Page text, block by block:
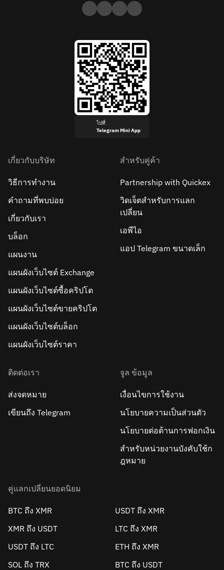
ไปที่
Telegram Mini App
เกี่ยวกับบริษัท
วิธีการทำงาน
คำถามที่พบบ่อย
เกี่ยวกับเรา
บล็อก
แผนงาน
แผนผังเว็บไซต์ Exchange
แผนผังเว็บไซต์ซื้อคริปโต
แผนผังเว็บไซต์ขายคริปโต
แผนผังเว็บไซต์บล็อก
แผนผังเว็บไซต์ราคา
สำหรับคู่ค้า
Partnership with Quickex
วิดเจ็ตสำหรับการแลก
เปลี่ยน
เอพีไอ
แอป Telegram ขนาดเล็ก
ติดต่อเรา
ส่งจดหมาย
เขียนถึง Telegram
จูล ข้อมูล
เงื่อนไขการใช้งาน
นโยบายความเป็นส่วนตัว
นโยบายต่อต้านการฟอกเงิน
สำหรับหน่วยงานบังคับใช้ก
ฎหมาย
คู่แลกเปลี่ยนยอดนิยม
BTC ถึง XMR
USDT ถึง XMR
XMR ถึง USDT
LTC ถึง XMR
USDT ถึง LTC
ETH ถึง XMR
SOL ถึง TRX
BTC ถึง USDT